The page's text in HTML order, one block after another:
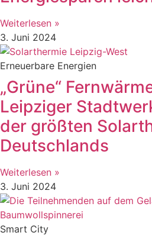
Weiterlesen »
3. Juni 2024
Erneuerbare Energien
„Grüne“
Leipziger
der größten
Deutschlands
Weiterlesen »
3. Juni 2024
Smart City